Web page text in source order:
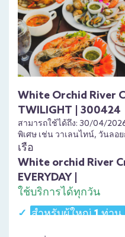
White Orchid River
TWILIGHT | 300424
สามารถใช้ได้ถึง: 30/04/
พิเศษ เช่น วาเลนไทน์, วันลอ
เรือ
White orchid River
EVERYDAY |
ใช้บริการได้ทุกวัน
สำหรับผู้ใหญ่ 1 ท่าน